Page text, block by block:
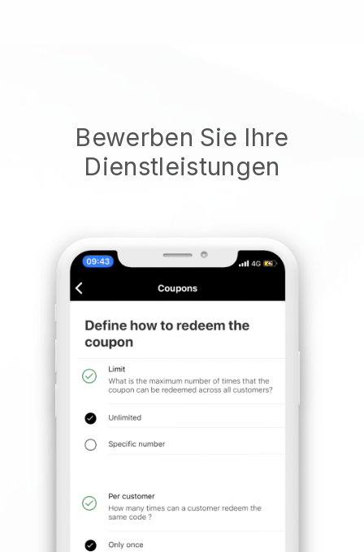
Bewerben Sie Ihre
Dienstleistungen